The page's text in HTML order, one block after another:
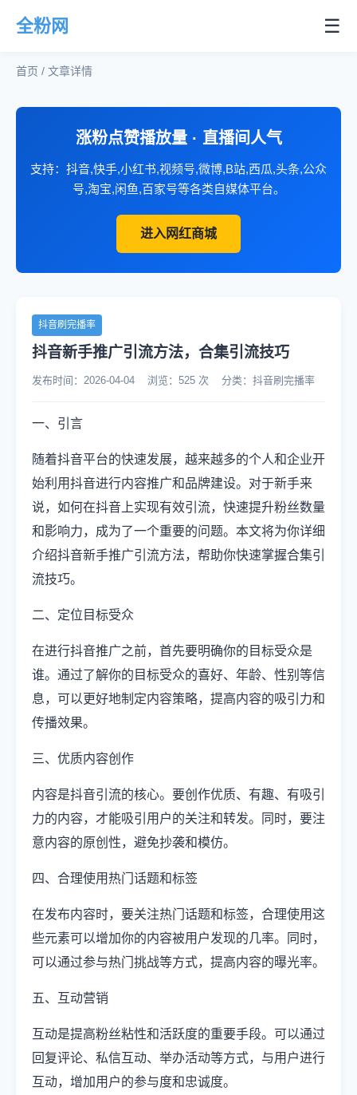
全粉网 ☰
首页 / 文章详情
涨粉点赞播放量 · 直播间人气
支持：抖音,快手,小红书,视频号,微博,B站,西瓜,头条,公众
号,淘宝,闲鱼,百家号等各类自媒体平台。
进入网红商城
抖音刷完播率
抖音新手推广引流方法，合集引流技巧
发布时间：2026-04-04 浏览：525 次 分类：抖音刷完播率
一、引言
随着抖音平台的快速发展，越来越多的个人和企业开
始利用抖音进行内容推广和品牌建设。对于新手来
说，如何在抖音上实现有效引流，快速提升粉丝数量
和影响力，成为了一个重要的问题。本文将为你详细
介绍抖音新手推广引流方法，帮助你快速掌握合集引
流技巧。
二、定位目标受众
在进行抖音推广之前，首先要明确你的目标受众是
谁。通过了解你的目标受众的喜好、年龄、性别等信
息，可以更好地制定内容策略，提高内容的吸引力和
传播效果。
三、优质内容创作
内容是抖音引流的核心。要创作优质、有趣、有吸引
力的内容，才能吸引用户的关注和转发。同时，要注
意内容的原创性，避免抄袭和模仿。
四、合理使用热门话题和标签
在发布内容时，要关注热门话题和标签，合理使用这
些元素可以增加你的内容被用户发现的几率。同时，
可以通过参与热门挑战等方式，提高内容的曝光率。
五、互动营销
互动是提高粉丝粘性和活跃度的重要手段。可以通过
回复评论、私信互动、举办活动等方式，与用户进行
互动，增加用户的参与度和忠诚度。